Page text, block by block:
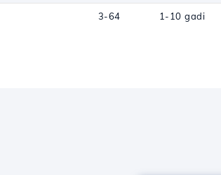
3-64 1-10 gadi